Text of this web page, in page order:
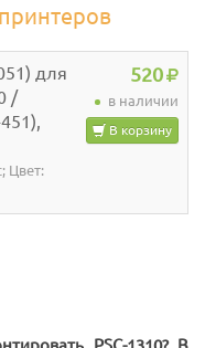
для
/
Цвет:
520
в наличии
В корзину